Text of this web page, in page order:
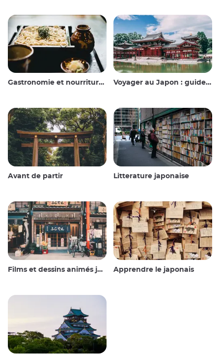
Gastronomie et nourriture japonaise Voyager au Japon : guide et conseils
Avant de partir Litterature japonaise
Films et dessins animés japonais Apprendre le japonais